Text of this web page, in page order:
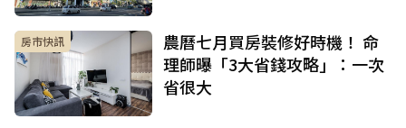
房市快訊
農曆七月買房裝修好時機！ 命
理師曝「3大省錢攻略」：一次
省很大